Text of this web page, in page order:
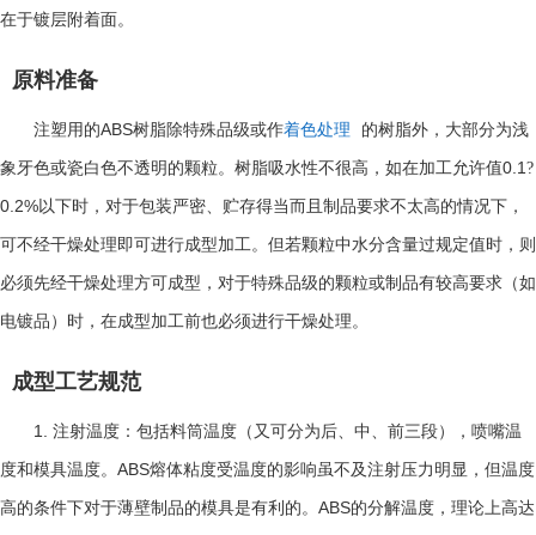
在于镀层附着面。
原料准备
注塑用的ABS树脂除特殊品级或作着色处理 的树脂外，大部分为浅
象牙色或瓷白色不透明的颗粒。树脂吸水性不很高，如在加工允许值0.1 ?
0.2%以下时，对于包装严密、贮存得当而且制品要求不太高的情况下，
可不经干燥处理即可进行成型加工。但若颗粒中水分含量过规定值时，则
必须先经干燥处理方可成型，对于特殊品级的颗粒或制品有较高要求（如
电镀品）时，在成型加工前也必须进行干燥处理。
成型工艺规范
1. 注射温度：包括料筒温度（又可分为后、中、前三段），喷嘴温
度和模具温度。 ABS熔体粘度受温度的影响虽不及注射压力明显，但温度
高的条件下对于薄壁制品的模具是有利的。 ABS的分解温度，理论上高达